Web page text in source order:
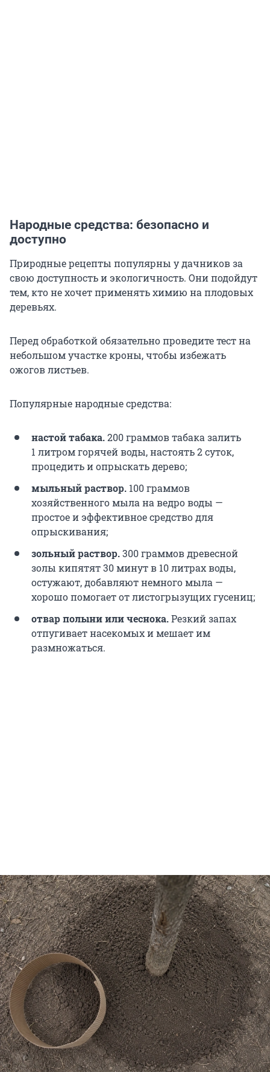
Народные средства: безопасно и
доступно
Природные рецепты популярны у дачников за
свою доступность и экологичность. Они подойдут
тем, кто не хочет применять химию на плодовых
деревьях.
Перед обработкой обязательно проведите тест на
небольшом участке кроны, чтобы избежать
ожогов листьев.
Популярные народные средства:
настой табака.200 граммовтабака залить
1 литромгорячей воды, настоять 2 суток,
процедить и опрыскать дерево;
мыльный раствор. 100 граммов
хозяйственного мыла на ведро воды —
простое и эффективное средство для
опрыскивания;
зольный раствор.300 граммовдревесной
золы кипятят 30 минут в 10 литрахводы,
остужают, добавляют немного мыла —
хорошо помогает от листогрызущих гусениц;
отвар полыни или чеснока.Резкий запах
отпугивает насекомых и мешает им
размножаться.